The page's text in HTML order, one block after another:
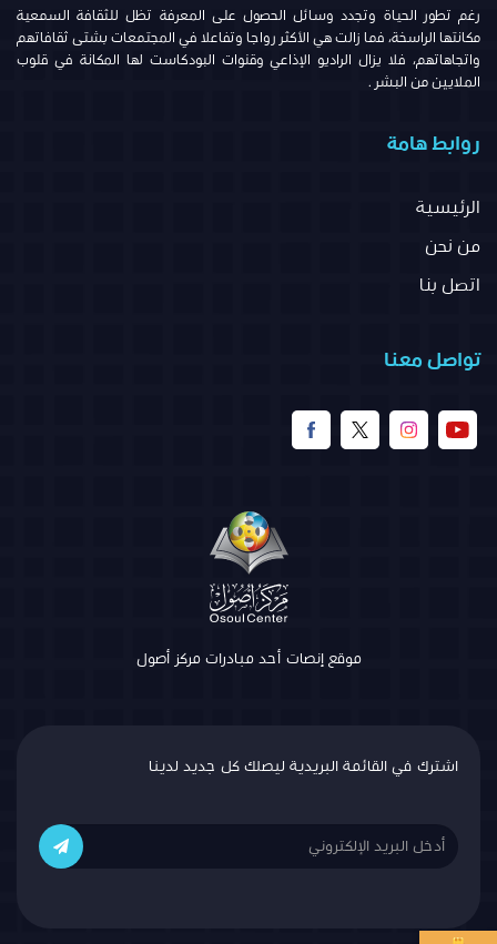
رغم تطور الحياة وتجدد وسائل الحصول على المعرفة تظل للثقافة السمعية
مكانتها الراسخة، فما زالت هي الأكثر رواجا وتفاعلا في المجتمعات بشتى ثقافاتهم
واتجاهاتهم، فلا يزال الراديو الإذاعي وقنوات البودكاست لها المكانة في قلوب
الملايين من البشر .
روابط هامة
الرئيسية
من نحن
اتصل بنا
تواصل معنا
موقع إنصات أحد مبادرات مركز أصول
اشترك في القائمة البريدية ليصلك كل جديد لدينا